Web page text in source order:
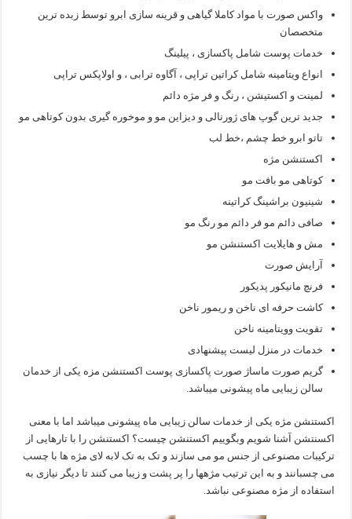
واکس صورت با مواد کاملا گیاهی و قرینه سازی ابرو توسط زبده ترین
متخصصان
خدمات پوست شامل پاکسازی ، پیلینگ
انواع ویتامینه شامل کراتین تراپی ، آگاوه ترابی ، و اولاپکس تراپی
لمینت و اکستیشن ، رنگ و فر مژه دائم
جدید ترین گوپ های ژورنالی و دیزاین مو و موخوره گیری بدون کوتاهی مو
تاتو ابرو خط چشم ،خط لب
اکستنشن مژه
کوتاهی مو بافت مو
شینیون براشینگ کراتینه
صافی دائم مو فر دائم مو رنگ مو
مش و هایلایت اکستنشن مو
آرایش صورت
فرنچ مانیکور پدیکور
کاشت حرفه ای ناخن و ریمور ناخن
تقویت وویتامینه ناخن
خدمات در منزل لیست پیشنهادی
گریم صورت ماساژ صورت پاکسازی پوست اکستنشن مزه یکی از خدمان
سالن زیبایی ماه پیشونی میباشد.
اکستنشن مژه یکی از خدمات سالن زیبایی ماه پیشونی میباشد اما با معنی
اکسنتشن آشنا شویم وبگوییم اکستنشن چیست؟ اکستنشن را با تارهایی از
ترکیبات مصنوعی از جنس مو می سازند و تک به تک لابه لای مژه ها با چسب
می چسبانند و به این ترتیب مژهها را پر پشت و زیبا می کنند تا دیگر نیازی به
استفاده از مژه مصنوعی نباشد.